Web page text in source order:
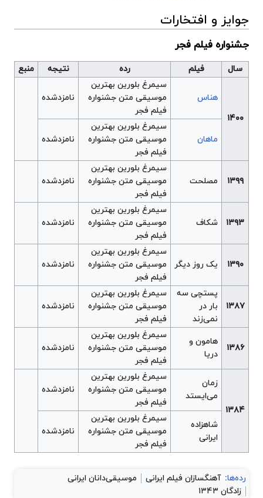
جوایز و افتخارات
جشنواره فیلم فجر
سال فیلم رده نتیجه منبع
۱۴۰۰
هناس
سیمرغ بلورین بهترین
موسیقی متن جشنواره
فیلم فجر
نامزدشده
ماهان
سیمرغ بلورین بهترین
موسیقی متن جشنواره
فیلم فجر
نامزدشده
۱۳۹۹ مصلحت
سیمرغ بلورین بهترین
موسیقی متن جشنواره
فیلم فجر
نامزدشده
۱۳۹۳ شکاف
سیمرغ بلورین بهترین
موسیقی متن جشنواره
فیلم فجر
نامزدشده
۱۳۹۰ یک روز دیگر
سیمرغ بلورین بهترین
موسیقی متن جشنواره
فیلم فجر
نامزدشده
۱۳۸۷
پستچی سه
بار در
نمی‌زند
سیمرغ بلورین بهترین
موسیقی متن جشنواره
فیلم فجر
نامزدشده
۱۳۸۶
هامون و
دریا
سیمرغ بلورین بهترین
موسیقی متن جشنواره
فیلم فجر
نامزدشده
۱۳۸۴
زمان
می‌ایستد
سیمرغ بلورین بهترین
موسیقی متن جشنواره
فیلم فجر
نامزدشده
شاهزاده
ایرانی
سیمرغ بلورین بهترین
موسیقی متن جشنواره
فیلم فجر
نامزدشده
رده‌ها: آهنگسازان فیلم ایرانی
موسیقی‌دانان ایرانی
زادگان ۱۳۴۳